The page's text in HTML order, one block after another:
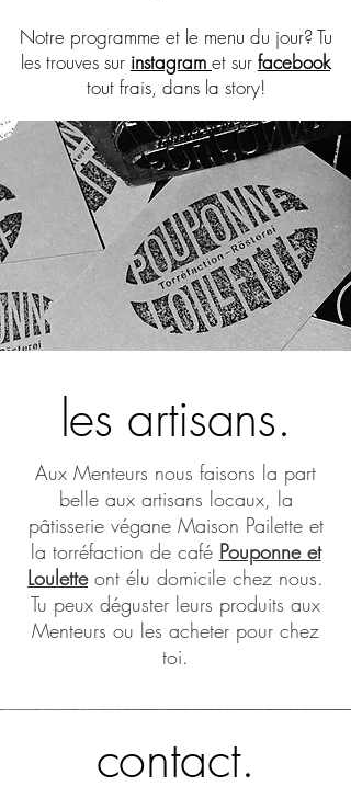
Notre programme et le menu du jour? Tu
les trouves sur instagram et sur facebook
tout frais, dans la story!
les artisans.
Aux Menteurs nous faisons la part
belle aux artisans locaux, la
pâtisserie végane Maison Pailette et
la torréfaction de café Pouponne et
Louletteont élu domicile chez nous.
Tu peux déguster leurs produits aux
Menteurs ou les acheter pour chez
toi.
contact.